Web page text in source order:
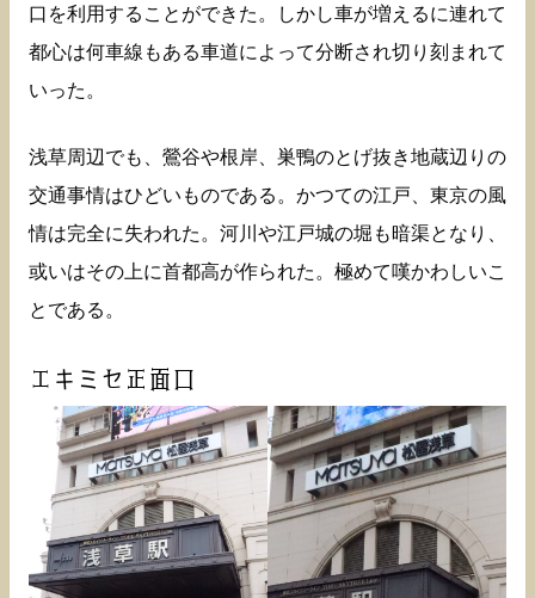
口を利用することができた。しかし車が増えるに連れて
都心は何車線もある車道によって分断され切り刻まれて
いった。
浅草周辺でも、鶯谷や根岸、巣鴨のとげ抜き地蔵辺りの
交通事情はひどいものである。かつての江戸、東京の風
情は完全に失われた。河川や江戸城の堀も暗渠となり、
或いはその上に首都高が作られた。極めて嘆かわしいこ
とである。
エキミセ正面口